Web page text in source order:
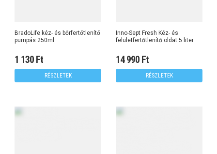
BradoLife kéz- és bőrfertőtlenítő
pumpás 250ml
1 130 Ft
RÉSZLETEK
Inno-Sept Fresh Kéz- és
felületfertőtlenítő oldat 5 liter
14 990 Ft
RÉSZLETEK